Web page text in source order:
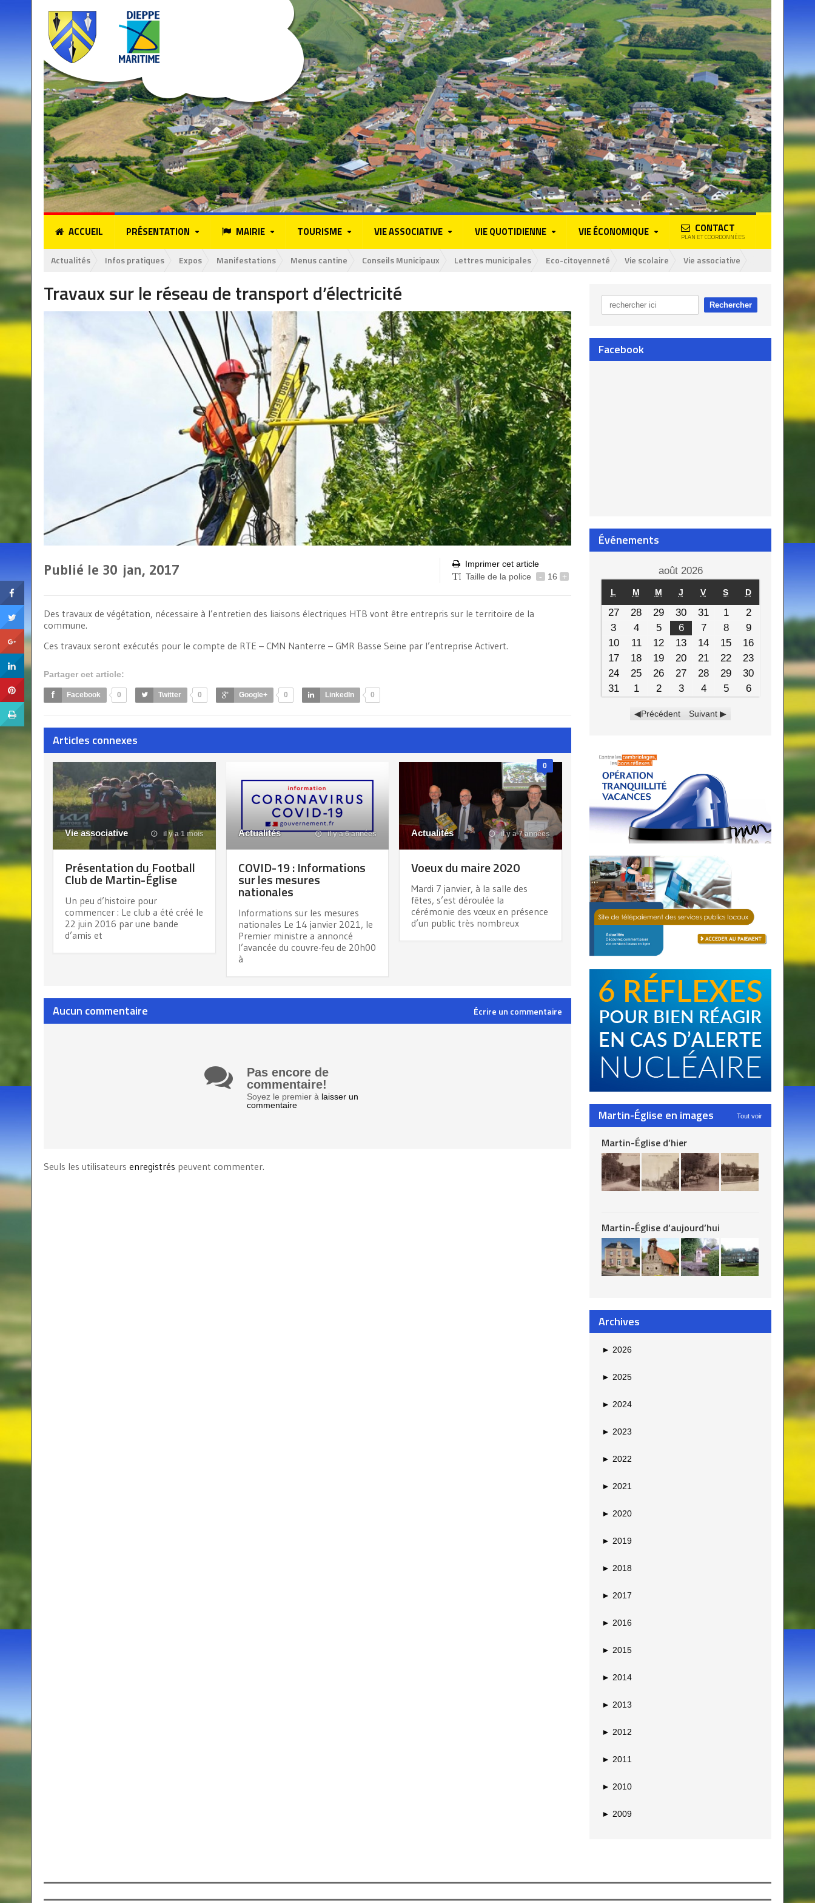
ACCUEIL PRÉSENTATION MAIRIE TOURISME VIE ASSOCIATIVE VIE QUOTIDIENNE VIE ÉCONOMIQUE CONTACT
PLAN ET COORDONNÉES
Actualités Infos pratiques Expos Manifestations Menus cantine Conseils Municipaux Lettres municipales Eco-citoyenneté Vie scolaire Vie associative
Travaux sur le réseau de transport d’électricité
Publié le 30 jan, 2017
Imprimer cet article
Taille de la police
- 16 +
Des travaux de végétation, nécessaire à l’entretien des liaisons électriques HTB vont être entrepris sur le territoire de la
commune.
Ces travaux seront exécutés pour le compte de RTE – CMN Nanterre – GMR Basse Seine par l’entreprise Activert.
Partager cet article:
Facebook 0 Twitter 0 Google+ 0 LinkedIn 0
Articles connexes
Vie associative il y a 1 mois
Présentation du Football
Club de Martin-Église
Un peu d’histoire pour
commencer : Le club a été créé le
22 juin 2016 par une bande
d’amis et
Actualités il y a 6 années
COVID-19 : Informations
sur les mesures
nationales
Informations sur les mesures
nationales Le 14 janvier 2021, le
Premier ministre a annoncé
l’avancée du couvre-feu de 20h00
à
0
Actualités il y a 7 années
Voeux du maire 2020
Mardi 7 janvier, à la salle des
fêtes, s’est déroulée la
cérémonie des vœux en présence
d’un public très nombreux
Aucun commentaire Écrire un commentaire
Pas encore de
commentaire!
Soyez le premier à laisser un
commentaire
Seuls les utilisateurs enregistrés peuvent commenter.
Facebook
Événements
août 2026
L M M J V S D
27 28 29 30 31 1
2
3
4 5 6 7 8
9
10
11 12 13 14 15
16
17
18 19 20 21 22
23
24
25 26 27 28 29
30
31
1 2 3 4 5 6
Précédent Suivant
Martin-Église en images Tout voir
Martin-Église d’hier
Martin-Église d’aujourd’hui
Archives
► 2026
► 2025
► 2024
► 2023
► 2022
► 2021
► 2020
► 2019
► 2018
► 2017
► 2016
► 2015
► 2014
► 2013
► 2012
► 2011
► 2010
► 2009